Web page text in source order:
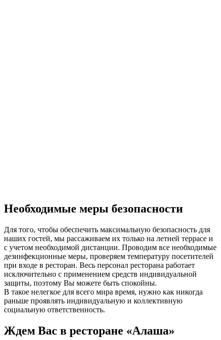
Необходимые меры безопасности
Для того, чтобы обеспечить максимальную безопасность для
наших гостей, мы рассаживаем их только на летней террасе и
с учетом необходимой дистанции. Проводим все необходимые
дезинфекционные меры, проверяем температуру посетителей
при входе в ресторан. Весь персонал ресторана работает
исключительно с применением средств индивидуальной
защиты, поэтому Вы можете быть спокойны.
В такое нелегкое для всего мира время, нужно как никогда
раньше проявлять индивидуальную и коллективную
социальную ответственность.
Ждем Вас в ресторане «Алаша»